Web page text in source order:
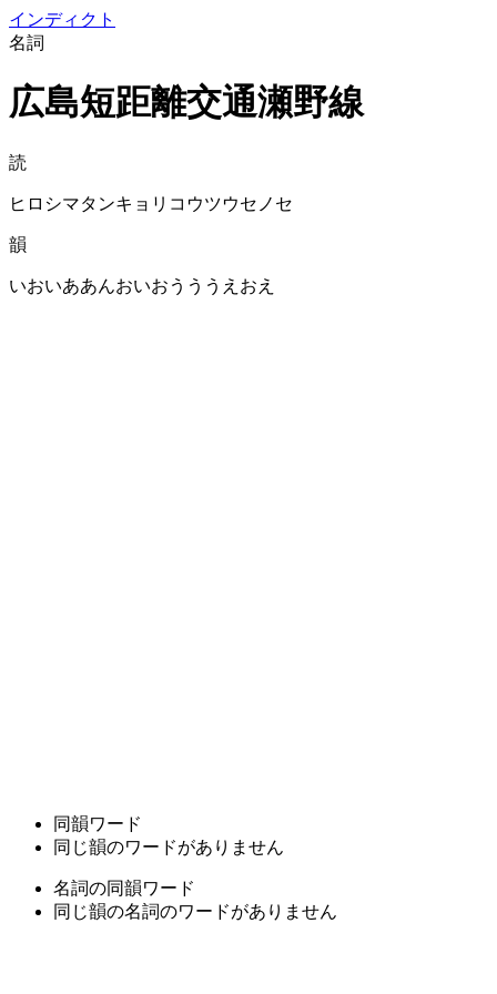
インディクト
名詞
広島短距離交通瀬野線
読
ヒロシマタンキョリコウツウセノセ
韻
いおいああんおいおうううえおえ
同韻ワード
同じ韻のワードがありません
名詞の同韻ワード
同じ韻の名詞のワードがありません